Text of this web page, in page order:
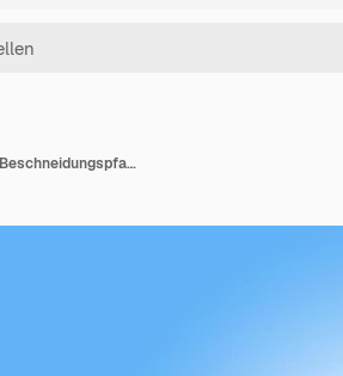
Zahnimplantat-Chirurgie-Konzept Stiftwerkzeug erstellter Beschneidungspfad, der in JPEG enthalten ist, das einfach zusammengesetzt werden kann